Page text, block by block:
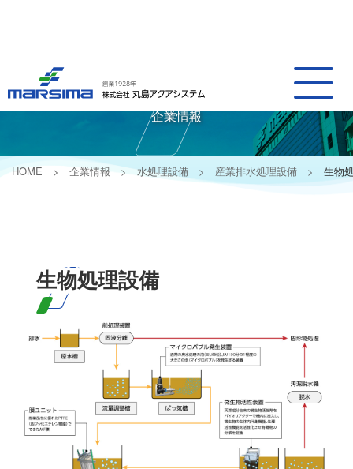
Company Information
企業情報
HOME 企業情報 水処理設備 産業排水処理設備 生物
生物処理設備